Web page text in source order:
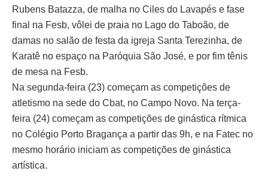
Rubens Batazza, de malha no Ciles do Lavapés e fase
final na Fesb, vôlei de praia no Lago do Taboão, de
damas no salão de festa da igreja Santa Terezinha, de
Karatê no espaço na Paróquia São José, e por fim tênis
de mesa na Fesb.
Na segunda-feira (23) começam as competições de
atletismo na sede do Cbat, no Campo Novo. Na terça-
feira (24) começam as competições de ginástica rítmica
no Colégio Porto Bragança a partir das 9h, e na Fatec no
mesmo horário iniciam as competições de ginástica
artística.